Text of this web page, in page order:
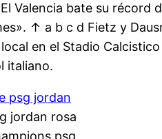
Valencia bate su récord
↑ a b c d Fietz y
en el Stadio
italiano.